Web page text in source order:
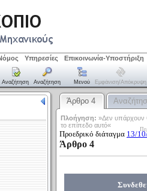
Υπηρεσίες Επικοινωνία-Υποστήριξη
Αναζήτηση Αναζήτηση Μενού Εμφάνιση/απόκρυψη
Άρθρο 4